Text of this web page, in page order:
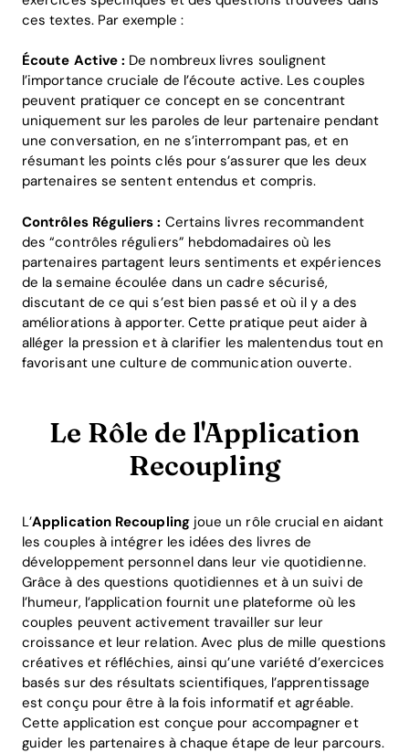
Home
Blog
ces textes. Par exemple :
Écoute Active : De nombreux livres soulignent
l’importance cruciale de l’écoute active. Les couples
peuvent pratiquer ce concept en se concentrant
uniquement sur les paroles de leur partenaire pendant
une conversation, en ne s’interrompant pas, et en
résumant les points clés pour s’assurer que les deux
partenaires se sentent entendus et compris.
Contrôles Réguliers : Certains livres recommandent
des “contrôles réguliers” hebdomadaires où les
partenaires partagent leurs sentiments et expériences
de la semaine écoulée dans un cadre sécurisé,
discutant de ce qui s’est bien passé et où il y a des
améliorations à apporter. Cette pratique peut aider à
alléger la pression et à clarifier les malentendus tout en
favorisant une culture de communication ouverte.
Le Rôle de l'Application
Recoupling
L’Application Recouplingjoue un rôle crucial en aidant
les couples à intégrer les idées des livres de
développement personnel dans leur vie quotidienne.
Grâce à des questions quotidiennes et à un suivi de
l’humeur, l’application fournit une plateforme où les
couples peuvent activement travailler sur leur
croissance et leur relation. Avec plus de mille questions
créatives et réfléchies, ainsi qu’une variété d’exercices
basés sur des résultats scientifiques, l’apprentissage
est conçu pour être à la fois informatif et agréable.
Cette application est conçue pour accompagner et
guider les partenaires à chaque étape de leur parcours.